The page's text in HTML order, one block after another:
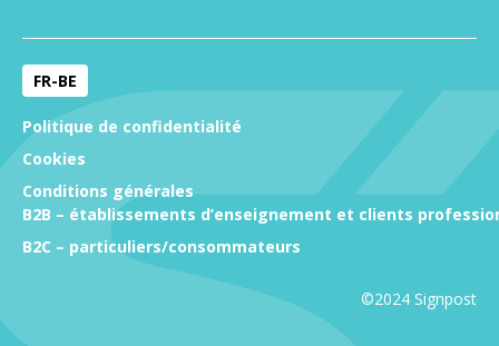
FR-BE
Politique de confidentialité
Cookies
Conditions générales
B2B – établissements d’enseignement et clients
B2C – particuliers/consommateurs
©2024 Signpost